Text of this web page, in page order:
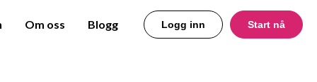
Om oss Blogg Logg inn Start nå